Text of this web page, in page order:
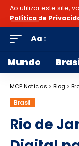
Ao utilizar este site,
Política de
Aa
Mundo
MCP Notícias > Blog >
Brasil
Rio de